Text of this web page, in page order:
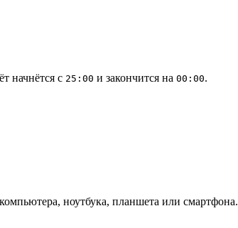
начнётся с 25:00 и закончится на 00:00.
ноутбука, планшета или смартфона.